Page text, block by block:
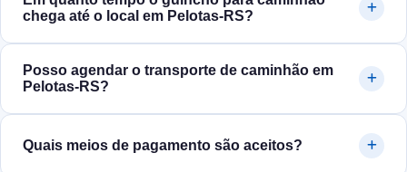
chega até o local em Pelotas‑RS?
Posso agendar o transporte de caminhão em
Pelotas‑RS?
Quais meios de pagamento são aceitos?